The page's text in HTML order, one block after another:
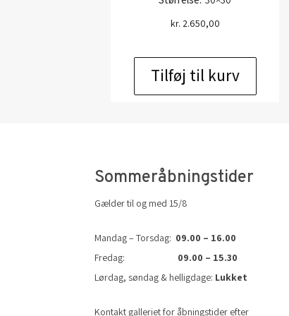
kr. 2.650,00
Tilføj til kurv
Sommeråbningstider
Gælder til og med 15/8
Mandag – Torsdag: 09.00 – 16.00
Fredag: 09.00 – 15.30
Lørdag, søndag & helligdage: Lukket
Kontakt galleriet for åbningstider efter